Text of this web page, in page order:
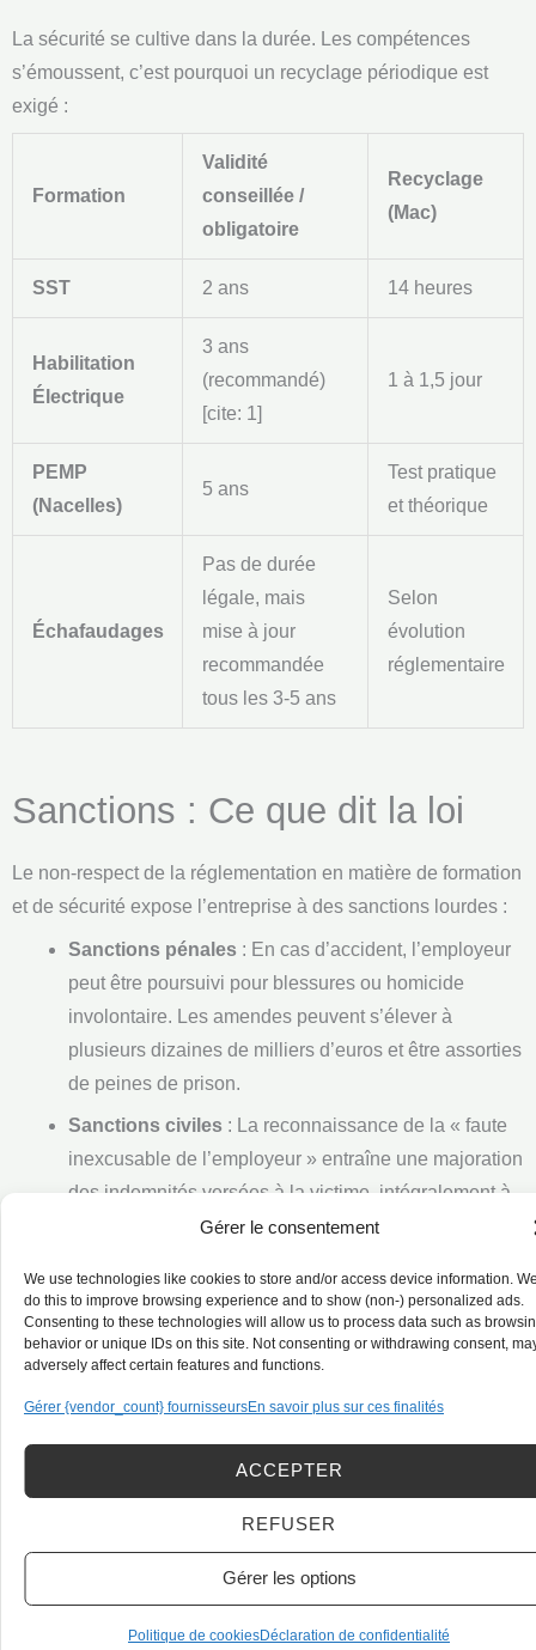
Gérer le consentement
We use technologies like cookies to store and/or access device information.
do this to improve browsing experience and to show (non-) personalized ads.
Consenting to these technologies will allow us to process data such as
behavior or unique IDs on this site. Not consenting or withdrawing consent,
adversely affect certain features and functions.
Gérer {vendor_count} fournisseursEn savoir plus sur ces finalités
ACCEPTER
REFUSER
Gérer les options
Politique de cookiesDéclaration de confidentialité
La sécurité se cultive dans la durée. Les compétences
s’émoussent, c’est pourquoi un recyclage périodique est
exigé :
Formation
Validité
conseillée /
obligatoire
Recyclage
(Mac)
SST 2 ans 14 heures
Habilitation
Électrique
3 ans
(recommandé)
[cite: 1]
1 à 1,5 jour
PEMP
(Nacelles)
5 ans
Test pratique
et théorique
Échafaudages
Pas de durée
légale, mais
mise à jour
recommandée
tous les 3-5 ans
Selon
évolution
réglementaire
Sanctions : Ce que dit la loi
Le non-respect de la réglementation en matière de formation
et de sécurité expose l’entreprise à des sanctions lourdes :
Sanctions pénales: En cas d’accident, l’employeur
peut être poursuivi pour blessures ou homicide
involontaire. Les amendes peuvent s’élever à
plusieurs dizaines de milliers d’euros et être assorties
de peines de prison.
Sanctions civiles: La reconnaissance de la « faute
inexcusable de l’employeur » entraîne une majoration
des indemnités versées à la victime, intégralement à
la charge de l’entreprise.
Arrêt de chantier : L’inspection du travail peut
ordonner l’arrêt immédiat des travaux en cas de
danger grave et imminent (absence de protection
contre les chutes par exemple).
Paroles de professionnels : La
prévention n’est pas une